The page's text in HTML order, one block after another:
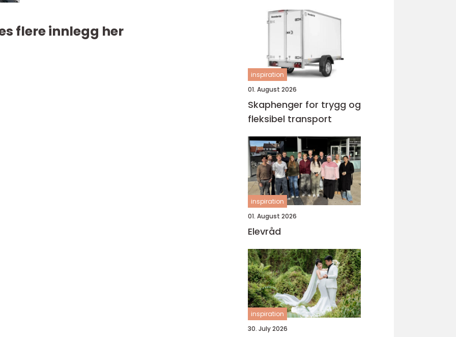
flere innlegg her
inspiration
01. August 2026
Skaphenger for trygg og
fleksibel transport
inspiration
01. August 2026
Elevråd
inspiration
30. July 2026